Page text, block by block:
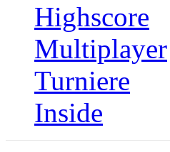
Highscore
Multiplayer
Turniere
Inside